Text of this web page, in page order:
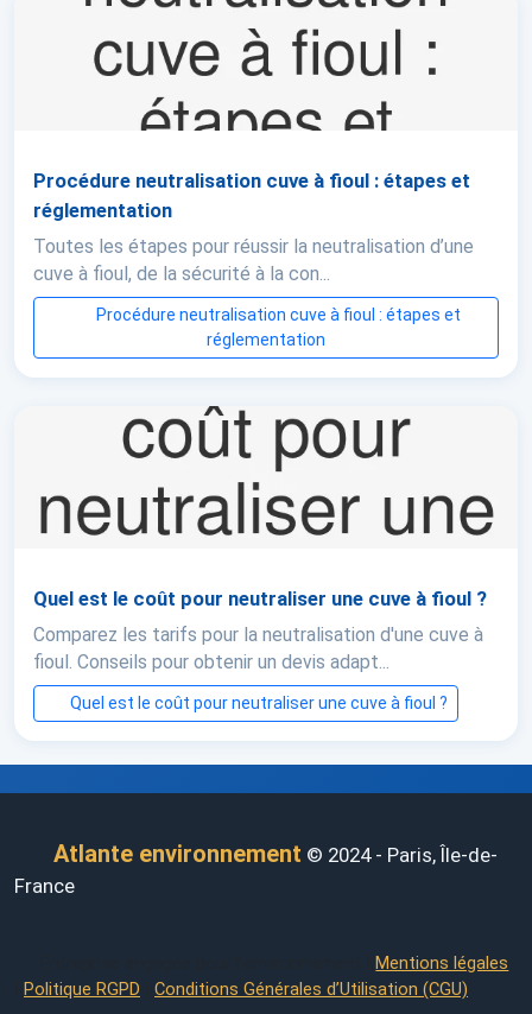
Procédure neutralisation cuve à fioul : étapes et
réglementation
Toutes les étapes pour réussir la neutralisation d’une
cuve à fioul, de la sécurité à la con...
Procédure neutralisation cuve à fioul : étapes et
réglementation
Quel est le coût pour neutraliser une cuve à fioul ?
Comparez les tarifs pour la neutralisation d'une cuve à
fioul. Conseils pour obtenir un devis adapt...
Quel est le coût pour neutraliser une cuve à fioul ?
Atlante environnement © 2024 - Paris, Île-de-
France
Entreprise engagée pour l’environnement |Mentions légales
Politique RGPD Conditions Générales d’Utilisation (CGU)